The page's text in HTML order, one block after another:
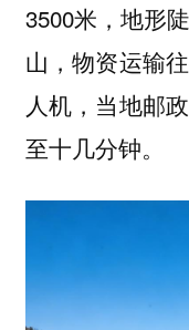
3500米，地形
山，物资运输
人机，当地邮
至十几分钟。